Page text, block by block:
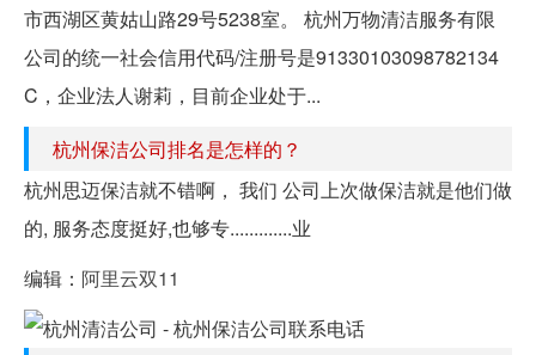
市西湖区黄姑山路29号5238室。 杭州万物清洁服务有限
公司的统一社会信用代码/注册号是91330103098782134
C，企业法人谢莉，目前企业处于...
杭州保洁公司排名是怎样的？
杭州思迈保洁就不错啊， 我们 公司上次做保洁就是他们做
的, 服务态度挺好,也够专.............业
编辑： 阿里云双11